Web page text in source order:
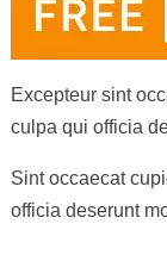
Excepteur sint
culpa qui officia
Sint occaecat
officia deserunt